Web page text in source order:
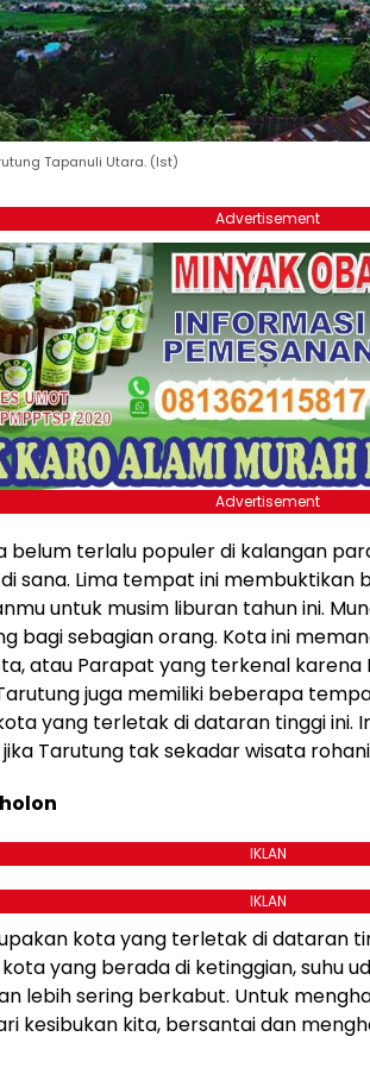
Tapanuli Utara. (Ist)
Advertisement
Advertisement
belum terlalu populer di kalangan
sana. Lima tempat ini membuktikan
untuk musim liburan tahun ini.
bagi sebagian orang. Kota ini
atau Parapat yang terkenal karena
juga memiliki beberapa
yang terletak di dataran tinggi ini.
Tarutung tak sekadar wisata rohani
IKLAN
IKLAN
kota yang terletak di dataran
yang berada di ketinggian, suhu
lebih sering berkabut. Untuk
kesibukan kita, bersantai dan